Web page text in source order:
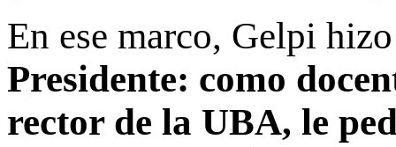
En ese marco, Gelpi
Presidente: como
rector de la UBA, le